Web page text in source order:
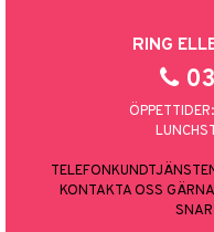
RING
KONTAKTA OSS